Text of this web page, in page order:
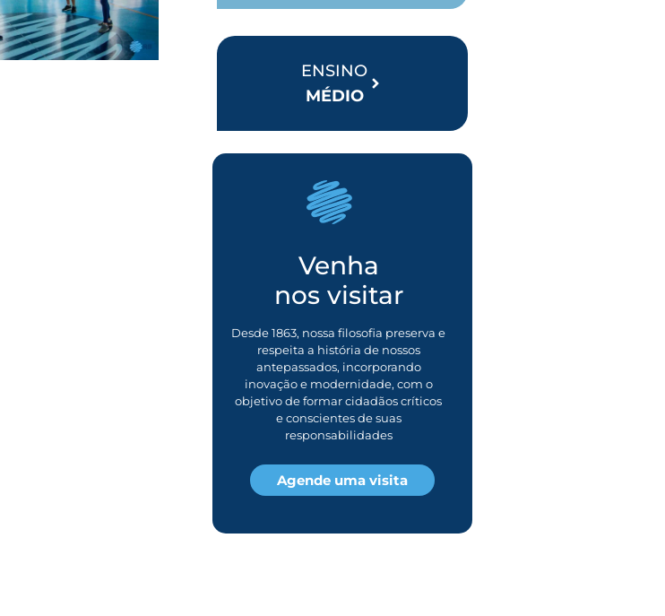
ENSINO
MÉDIO
Venha
nos visitar
Desde 1863, nossa filosofia preserva e
respeita a história de nossos
antepassados, incorporando
inovação e modernidade, com o
objetivo de formar cidadãos críticos
e conscientes de suas
responsabilidades
Agende uma visita